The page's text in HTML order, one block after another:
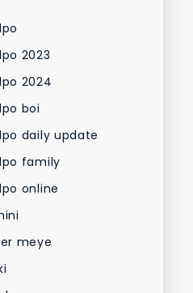
2023
2024
boi
daily update
family
online
meye